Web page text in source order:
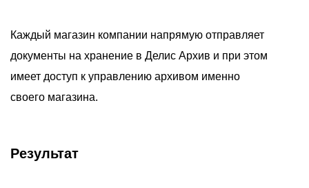
Каждый магазин компании напрямую отправляет
документы на хранение в Делис Архив и при этом
имеет доступ к управлению архивом именно
своего магазина.
Результат